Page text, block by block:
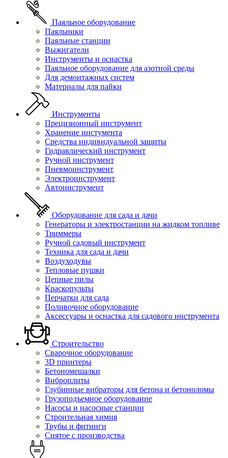
Паяльное оборудование
Паяльники
Паяльные станции
Выжигатели
Инструменты и оснастка
Паяльное оборудование для азотной среды
Для демонтажных систем
Материалы для пайки
Инструменты
Прецизионный инструмент
Хранение инстумента
Средства индивидуальной защиты
Гидравлический инструмент
Ручной инструмент
Пневмоинструмент
Электроинструмент
Автоинструмент
Оборудование для сада и дачи
Генераторы и электростанции на жидком топливе
Триммеры
Ручной садовый инструмент
Техника для сада и дачи
Воздуходувы
Тепловые пушки
Цепные пилы
Краскопульты
Перчатки для сада
Поливочное оборудование
Аксессуары и оснастка для садового инструмента
Строительство
Сварочное оборудование
3D принтеры
Бетономешалки
Виброплиты
Глубинные вибраторы для бетона и бетоноломы
Грузоподъемное оборудование
Насосы и насосные станции
Строительная химия
Трубы и фитинги
Снятое с производства